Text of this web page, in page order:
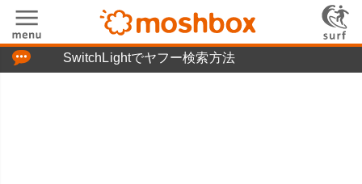
SwitchLightでヤフー検索方法
「つぶやき」の使い方